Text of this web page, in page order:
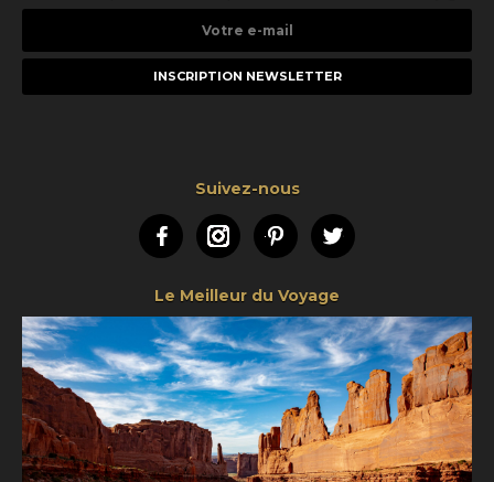
e-
Suivez-nous
FacebookInstagramPinterestTwitter
Le Meilleur du Voyage